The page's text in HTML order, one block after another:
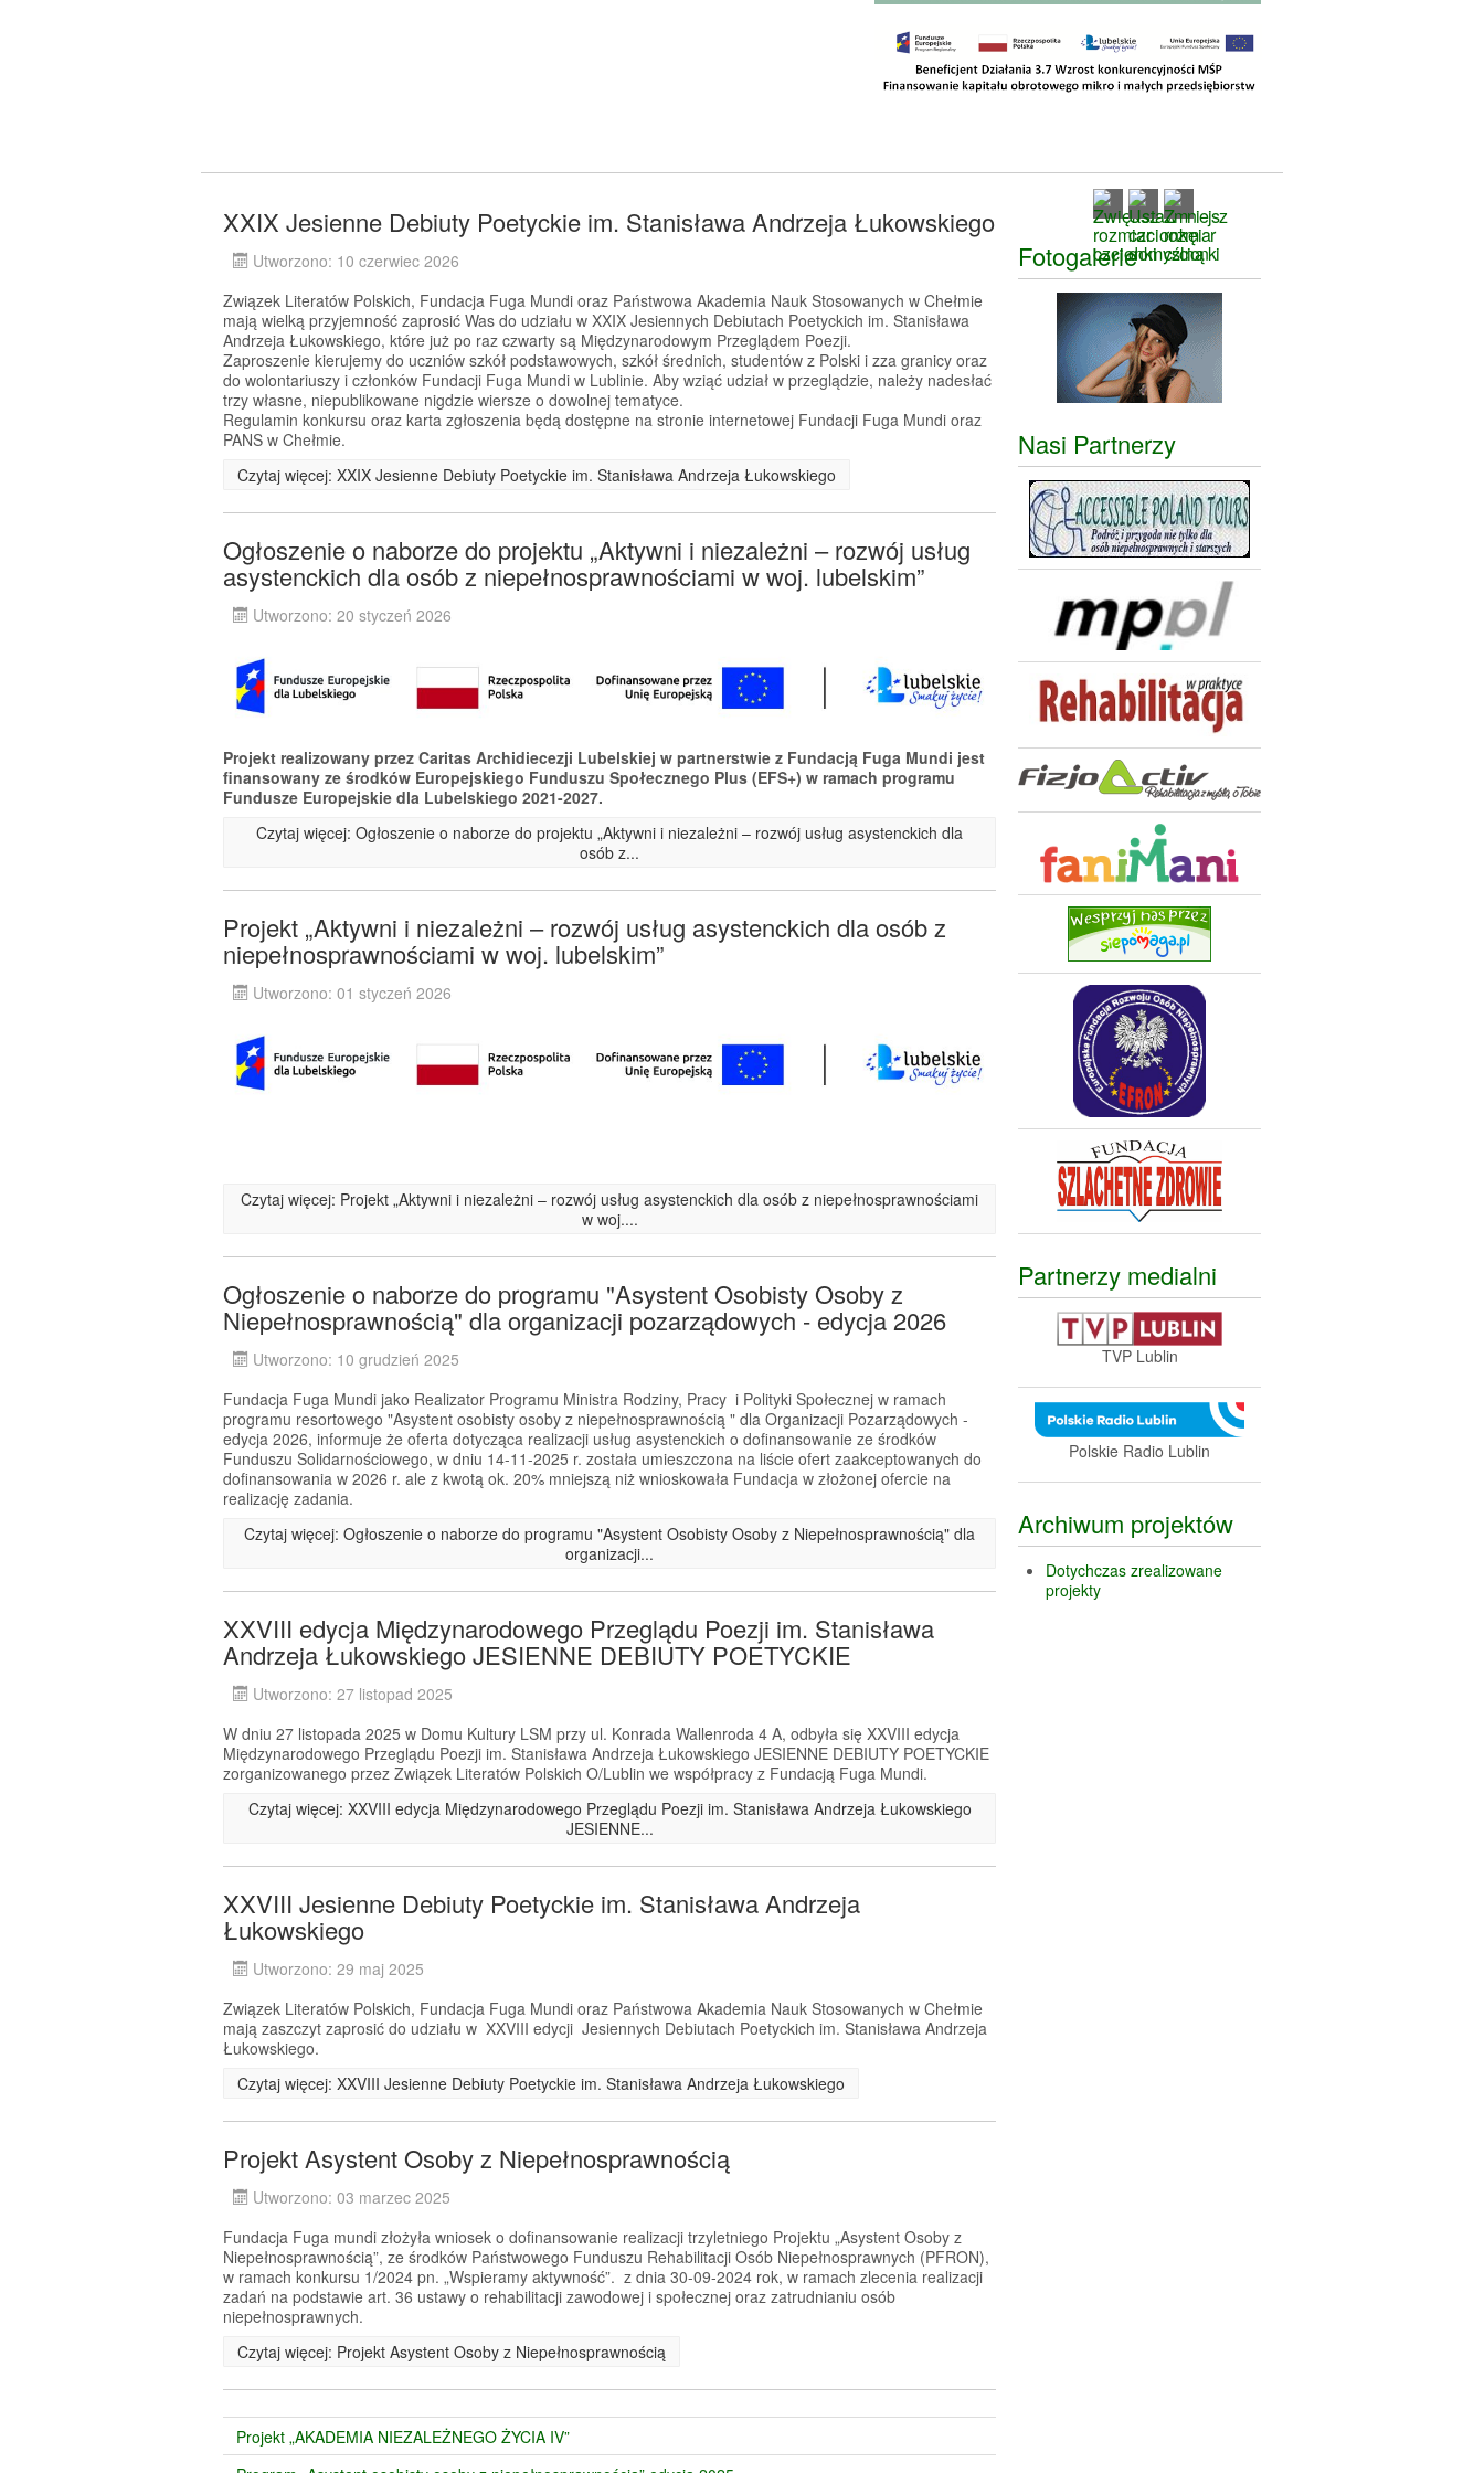
XXIX Jesienne Debiuty Poetyckie im. Stanisława Andrzeja Łukowskiego
Utworzono: 10 czerwiec 2026
Związek Literatów Polskich, Fundacja Fuga Mundi oraz Państwowa Akademia Nauk Stosowanych w Chełmie
mają wielką przyjemność zaprosić Was do udziału w XXIX Jesiennych Debiutach Poetyckich im. Stanisława
Andrzeja Łukowskiego, które już po raz czwarty są Międzynarodowym Przeglądem Poezji.
Zaproszenie kierujemy do uczniów szkół podstawowych, szkół średnich, studentów z Polski i zza granicy oraz
do wolontariuszy i członków Fundacji Fuga Mundi w Lublinie. Aby wziąć udział w przeglądzie, należy nadesłać
trzy własne, niepublikowane nigdzie wiersze o dowolnej tematyce.
Regulamin konkursu oraz karta zgłoszenia będą dostępne na stronie internetowej Fundacji Fuga Mundi oraz
PANS w Chełmie.
Czytaj więcej: XXIX Jesienne Debiuty Poetyckie im. Stanisława Andrzeja Łukowskiego
Ogłoszenie o naborze do projektu „Aktywni i niezależni – rozwój usług
asystenckich dla osób z niepełnosprawnościami w woj. lubelskim”
Utworzono: 20 styczeń 2026
Projekt realizowany przez Caritas Archidiecezji Lubelskiej w partnerstwie z Fundacją Fuga Mundi jest
finansowany ze środków Europejskiego Funduszu Społecznego Plus (EFS+) w ramach programu
Fundusze Europejskie dla Lubelskiego 2021-2027.
Czytaj więcej: Ogłoszenie o naborze do projektu „Aktywni i niezależni – rozwój usług asystenckich dla
osób z...
Projekt „Aktywni i niezależni – rozwój usług asystenckich dla osób z
niepełnosprawnościami w woj. lubelskim”
Utworzono: 01 styczeń 2026
Czytaj więcej: Projekt „Aktywni i niezależni – rozwój usług asystenckich dla osób z niepełnosprawnościami
w woj....
Ogłoszenie o naborze do programu "Asystent Osobisty Osoby z
Niepełnosprawnością" dla organizacji pozarządowych - edycja 2026
Utworzono: 10 grudzień 2025
Fundacja Fuga Mundi jako Realizator Programu Ministra Rodziny, Pracy i Polityki Społecznej w ramach
programu resortowego "Asystent osobisty osoby z niepełnosprawnością " dla Organizacji Pozarządowych -
edycja 2026, informuje że oferta dotycząca realizacji usług asystenckich o dofinansowanie ze środków
Funduszu Solidarnościowego, w dniu 14-11-2025 r. została umieszczona na liście ofert zaakceptowanych do
dofinansowania w 2026 r. ale z kwotą ok. 20% mniejszą niż wnioskowała Fundacja w złożonej ofercie na
realizację zadania.
Czytaj więcej: Ogłoszenie o naborze do programu "Asystent Osobisty Osoby z Niepełnosprawnością" dla
organizacji...
XXVIII edycja Międzynarodowego Przeglądu Poezji im. Stanisława
Andrzeja Łukowskiego JESIENNE DEBIUTY POETYCKIE
Utworzono: 27 listopad 2025
W dniu 27 listopada 2025 w Domu Kultury LSM przy ul. Konrada Wallenroda 4 A, odbyła się XXVIII edycja
Międzynarodowego Przeglądu Poezji im. Stanisława Andrzeja Łukowskiego JESIENNE DEBIUTY POETYCKIE
zorganizowanego przez Związek Literatów Polskich O/Lublin we współpracy z Fundacją Fuga Mundi.
Czytaj więcej: XXVIII edycja Międzynarodowego Przeglądu Poezji im. Stanisława Andrzeja Łukowskiego
JESIENNE...
XXVIII Jesienne Debiuty Poetyckie im. Stanisława Andrzeja
Łukowskiego
Utworzono: 29 maj 2025
Związek Literatów Polskich, Fundacja Fuga Mundi oraz Państwowa Akademia Nauk Stosowanych w Chełmie
mają zaszczyt zaprosić do udziału w XXVIII edycji Jesiennych Debiutach Poetyckich im. Stanisława Andrzeja
Łukowskiego.
Czytaj więcej: XXVIII Jesienne Debiuty Poetyckie im. Stanisława Andrzeja Łukowskiego
Projekt Asystent Osoby z Niepełnosprawnością
Utworzono: 03 marzec 2025
Fundacja Fuga mundi złożyła wniosek o dofinansowanie realizacji trzyletniego Projektu „Asystent Osoby z
Niepełnosprawnością”, ze środków Państwowego Funduszu Rehabilitacji Osób Niepełnosprawnych (PFRON),
w ramach konkursu 1/2024 pn. „Wspieramy aktywność”. z dnia 30-09-2024 rok, w ramach zlecenia realizacji
zadań na podstawie art. 36 ustawy o rehabilitacji zawodowej i społecznej oraz zatrudnianiu osób
niepełnosprawnych.
Czytaj więcej: Projekt Asystent Osoby z Niepełnosprawnością
Projekt „AKADEMIA NIEZALEŻNEGO ŻYCIA IV”
Fotogalerie
Nasi Partnerzy
Partnerzy medialni
TVP Lublin
Polskie Radio Lublin
Archiwum projektów
Dotychczas zrealizowane
projekty